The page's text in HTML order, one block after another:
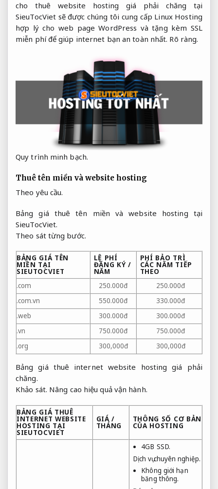
cho thuê website hosting giá phải chăng tại
SieuTocViet sẽ được chúng tôi cung cấp Linux Hosting
hợp lý cho web page WordPress và tặng kèm SSL
miễn phí để giúp internet bạn an toàn nhất. Rõ ràng.
Quy trình minh bạch.
Thuê tên miền và website hosting
Theo yêu cầu.
Bảng giá thuê tên miền và website hosting tại
SieuTocViet.
Theo sát từng bước.
BẢNG GIÁ TÊN
MIỀN TẠI
SIEUTOCVIET
LỆ PHÍ
ĐĂNG KÝ /
NĂM
PHÍ BẢO TRÌ
CÁC NĂM TIẾP
THEO
.com
250.000đ
250.000đ
.com.vn
550.000đ
330.000đ
.web
300.000đ
300.000đ
.vn
750.000đ
750.000đ
.org
300,000đ 300,000đ
Bảng giá thuê internet website hosting giá phải
chăng.
Khảo sát. Nâng cao hiệu quả vận hành.
BẢNG GIÁ THUÊ
INTERNET WEBSITE
HOSTING TẠI
SIEUTOCVIET
GIÁ /
THÁNG
THÔNG SỐ CƠ BẢN
CỦA HOSTING
4GB SSD.
Dịch vụ chuyên nghiệp.
Không giới hạn
băng thông.